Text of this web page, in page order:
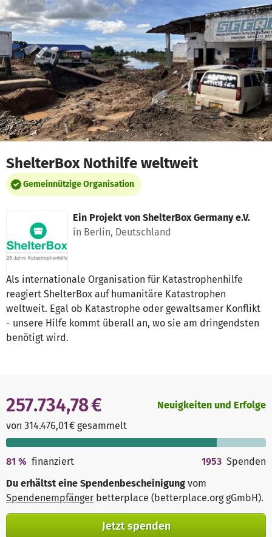
Zum Hauptinhalt springen
Erklärung zur Barrierefreiheit anzeigen
ShelterBox Nothilfe weltweit
Gemeinnützige Organisation
Ein Projekt von ShelterBox Germany e.V.
in Berlin, Deutschland
Als internationale Organisation für Katastrophenhilfe
reagiert ShelterBox auf humanitäre Katastrophen
weltweit. Egal ob Katastrophe oder gewaltsamer Konflikt
- unsere Hilfe kommt überall an, wo sie am dringendsten
benötigt wird.
257.734,78 €
von 314.476,01 € gesammelt
Neuigkeiten und Erfolge
81 % finanziert 1953 Spenden
Du erhältst eine Spendenbescheinigung vom
Spendenempfänger betterplace (betterplace.org gGmbH).
Jetzt spenden